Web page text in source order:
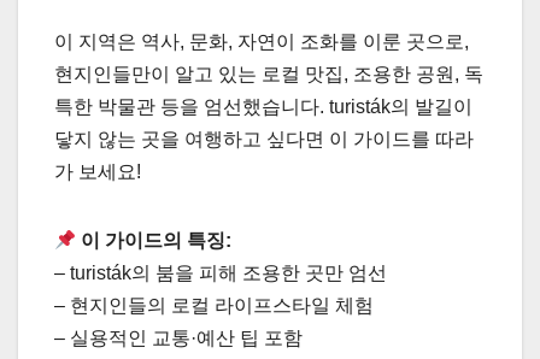
이 지역은 역사, 문화, 자연이 조화를 이룬 곳으로,
현지인들만이 알고 있는 로컬 맛집, 조용한 공원, 독
특한 박물관 등을 엄선했습니다. turisták의 발길이
닿지 않는 곳을 여행하고 싶다면 이 가이드를 따라
가 보세요!
이 가이드의 특징:
– turisták의 붐을 피해 조용한 곳만 엄선
– 현지인들의 로컬 라이프스타일 체험
– 실용적인 교통·예산 팁 포함